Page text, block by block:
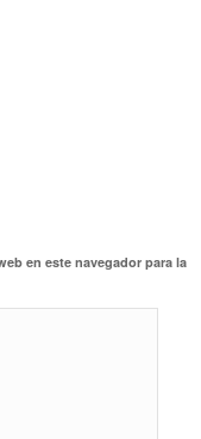
en este navegador para la